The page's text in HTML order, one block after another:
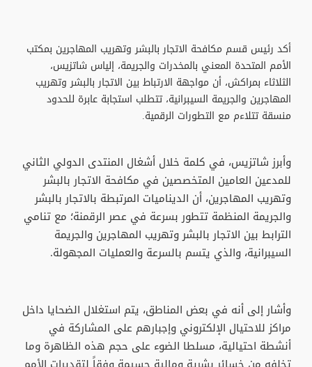
أكد رئيس قسم مكافحة الاتجار بالبشر وتهريب المهاجرين بمكتب
الأمم المتحدة المعني بالمخدرات والجريمة، إلياس شاتزيس،
الثلاثاء بمراكش، أن مواجهة الارتباط بين الاتجار بالبشر وتهريب
المهاجرين والجريمة السيبرانية، تتطلب استجابة عابرة للحدود
منسقة تتلاءم مع التطورات الرقمية.
وأبرز شاتزيس، في كلمة خلال أشغال المنتدى الدولي الثاني
للمدعين العامين المتخصصين في مكافحة الاتجار بالبشر
وتهريب المهاجرين، أن الديناميات المرتبطة بالاتجار بالبشر
والجريمة المنظمة تتطور بسرعة في عصر الرقمنة؛ مع تنامي
الترابط بين الاتجار بالبشر وتهريب المهاجرين والجريمة
السيبرانية، والذي يتسم بالسرعة والعمليات المجهولة.
وأشار إلى أنه في بعض المناطق، يتم استغلال الضحايا داخل
مراكز للاحتيال الإلكتروني وإجبارهم على المشاركة في
أنشطة احتيالية، مسلطا الضوء على حجم هذه الظاهرة وما